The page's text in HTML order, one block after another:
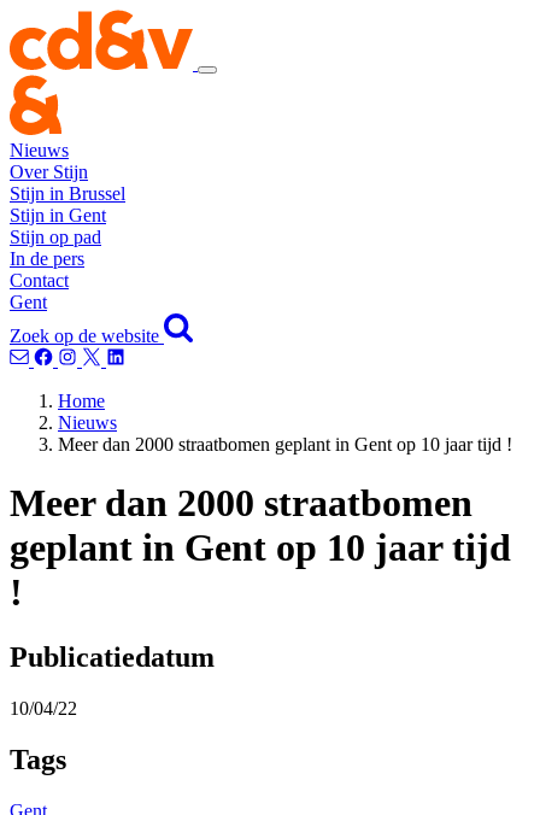
Nieuws
Over Stijn
Stijn in Brussel
Stijn in Gent
Stijn op pad
In de pers
Contact
Gent
Zoek op de website
Home
Nieuws
Meer dan 2000 straatbomen geplant in Gent op 10 jaar tijd !
Meer dan 2000 straatbomen
geplant in Gent op 10 jaar tijd
!
Publicatiedatum
10/04/22
Tags
Gent